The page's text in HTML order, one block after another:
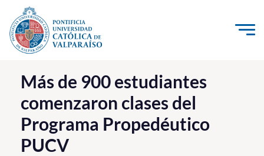
Click acá para ir directamente al contenido
La Universidad
Investigación, Creación e Innovación
PUCV Internacional
Vinculación con el Medio
Más de 900 estudiantes
comenzaron clases del
Programa Propedéutico
PUCV